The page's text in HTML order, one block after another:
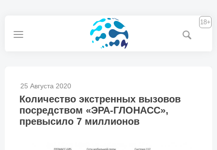
18+
25 Августа 2020
Количество экстренных вызовов
посредством «ЭРА-ГЛОНАСС»,
превысило 7 миллионов